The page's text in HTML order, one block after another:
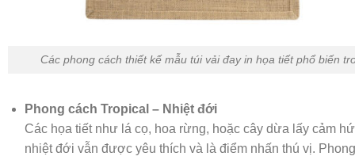
Các phong cách thiết kế mẫu túi vải đay in họa tiết phổ biến
Phong cách Tropical – Nhiệt đới
Các họa tiết như lá cọ, hoa rừng, hoặc cây dừa lấy cảm
nhiệt đới vẫn được yêu thích và là điểm nhấn thú vị.